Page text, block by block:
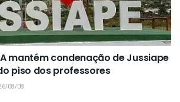
mantém condenação de Jussiape
piso dos professores
08/08